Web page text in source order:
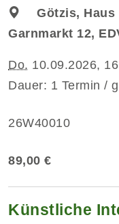
Götzis,
Garnmarkt 12,
Do. 10.09.2026,
Dauer: 1 Termin /
26W40010
89,00 €
Künstliche